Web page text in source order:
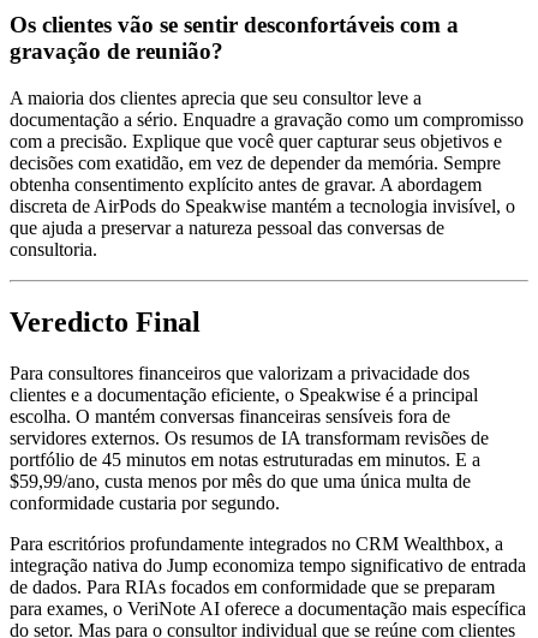
Os clientes vão se sentir desconfortáveis com a
gravação de reunião?
A maioria dos clientes aprecia que seu consultor leve a
documentação a sério. Enquadre a gravação como um compromisso
com a precisão. Explique que você quer capturar seus objetivos e
decisões com exatidão, em vez de depender da memória. Sempre
obtenha consentimento explícito antes de gravar. A abordagem
discreta de AirPods do Speakwise mantém a tecnologia invisível, o
que ajuda a preservar a natureza pessoal das conversas de
consultoria.
Veredicto Final
Para consultores financeiros que valorizam a privacidade dos
clientes e a documentação eficiente, o Speakwise é a principal
escolha. O mantém conversas financeiras sensíveis fora de
servidores externos. Os resumos de IA transformam revisões de
portfólio de 45 minutos em notas estruturadas em minutos. E a
$59,99/ano, custa menos por mês do que uma única multa de
conformidade custaria por segundo.
Para escritórios profundamente integrados no CRM Wealthbox, a
integração nativa do Jump economiza tempo significativo de entrada
de dados. Para RIAs focados em conformidade que se preparam
para exames, o VeriNote AI oferece a documentação mais específica
do setor. Mas para o consultor individual que se reúne com clientes